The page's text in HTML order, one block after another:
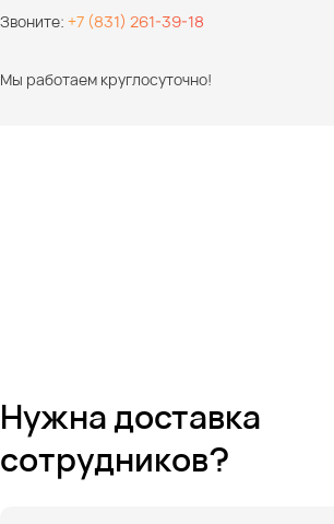
Звоните: +7 (831) 261-39-18
Мы работаем круглосуточно!
Нужна доставка
сотрудников?